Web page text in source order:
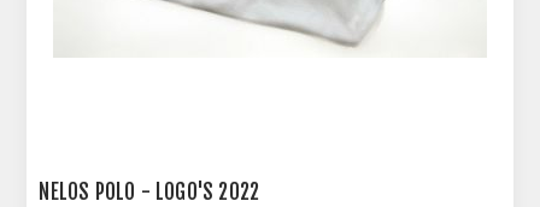
NELOS POLO - LOGO'S 2022